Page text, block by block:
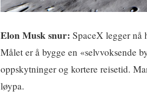
Elon Musk snur: SpaceX legger nå
Målet er å bygge en «selvvoksende
oppskytninger og kortere reisetid.
løypa.